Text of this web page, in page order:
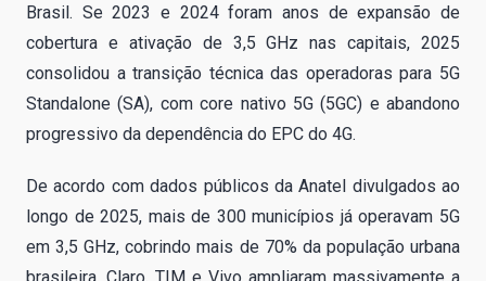
Brasil. Se 2023 e 2024 foram anos de expansão de
cobertura e ativação de 3,5 GHz nas capitais, 2025
consolidou a transição técnica das operadoras para 5G
Standalone (SA), com core nativo 5G (5GC) e abandono
progressivo da dependência do EPC do 4G.
De acordo com dados públicos da Anatel divulgados ao
longo de 2025, mais de 300 municípios já operavam 5G
em 3,5 GHz, cobrindo mais de 70% da população urbana